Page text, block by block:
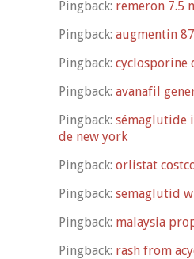
Pingback: remeron 7.5
Pingback: augmentin
Pingback: cyclosporine
Pingback: avanafil
Pingback: sémaglutide
de new york
Pingback: orlistat
Pingback: semaglutid
Pingback: malaysia
Pingback: rash from